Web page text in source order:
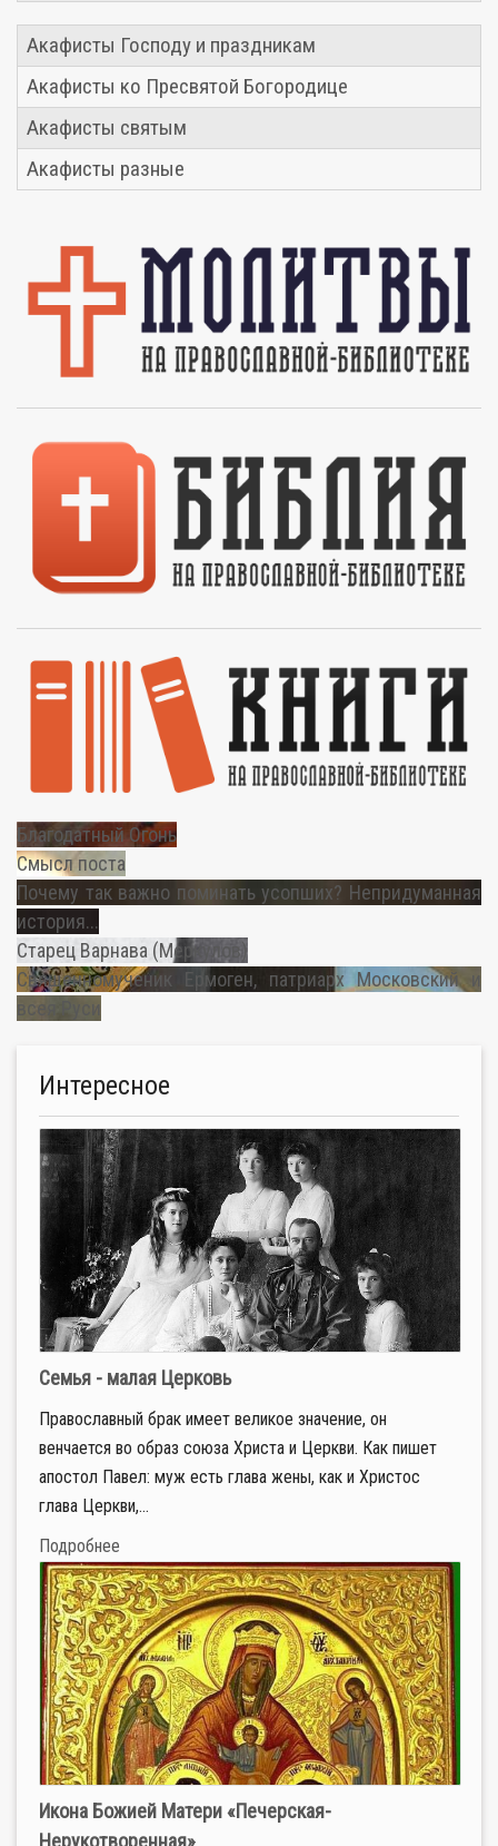
Акафисты Господу и праздникам
Акафисты ко Пресвятой Богородице
Акафисты святым
Акафисты разные
Благодатный Огонь
Смысл поста
Почему так важно поминать усопших? Непридуманная
история...
Старец Варнава (Меркулов)
Священномученик Ермоген, патриарх Московский и
всея Руси
Интересное
Семья - малая Церковь
Православный брак имеет великое значение, он
венчается во образ союза Христа и Церкви. Как пишет
апостол Павел: муж есть глава жены, как и Христос
глава Церкви,...
Подробнее
Икона Божией Матери «Печерская-
Нерукотворенная»